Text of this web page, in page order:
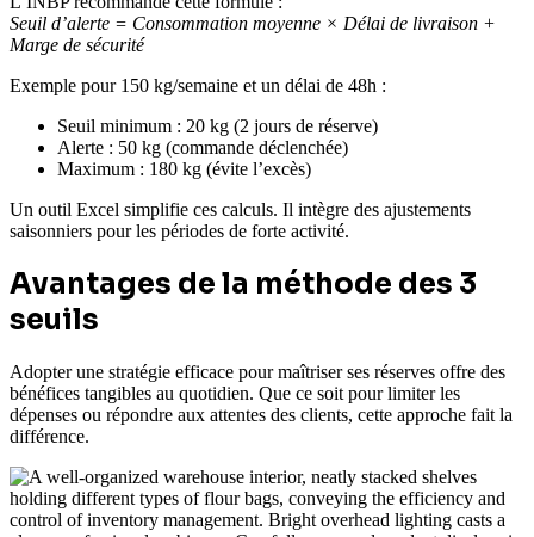
Seuil d’alerte = Consommation moyenne × Délai de livraison +
Marge de sécurité
Exemple pour 150 kg/semaine et un délai de 48h :
Seuil minimum : 20 kg (2 jours de réserve)
Alerte : 50 kg (commande déclenchée)
Maximum : 180 kg (évite l’excès)
Un outil Excel simplifie ces calculs. Il intègre des ajustements
saisonniers pour les périodes de forte activité.
Avantages de la méthode des 3
seuils
Adopter une stratégie efficace pour maîtriser ses réserves offre des
bénéfices tangibles au quotidien. Que ce soit pour limiter les
dépenses ou répondre aux attentes des clients, cette approche fait la
différence.